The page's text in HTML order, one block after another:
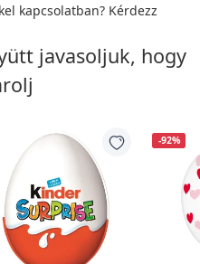
kapcsolatban? Kérdezz
javasoljuk, hogy
-92%